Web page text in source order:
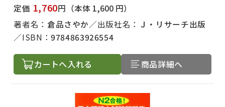
定価 1,760円 （本体 1,600 円）
著者名： 倉品さやか 出版社名： Ｊ・リサーチ出版
ISBN：9784863926554
カートへ入れる 商品詳細へ